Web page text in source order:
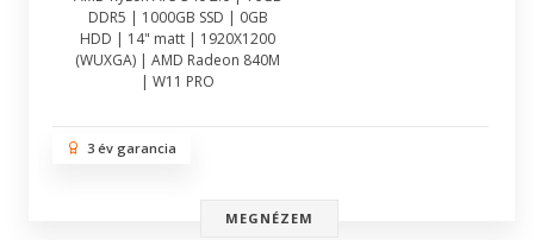
DDR5 | 1000GB SSD | 0GB
HDD | 14" matt | 1920X1200
(WUXGA) | AMD Radeon 840M
| W11 PRO
3 év garancia
MEGNÉZEM